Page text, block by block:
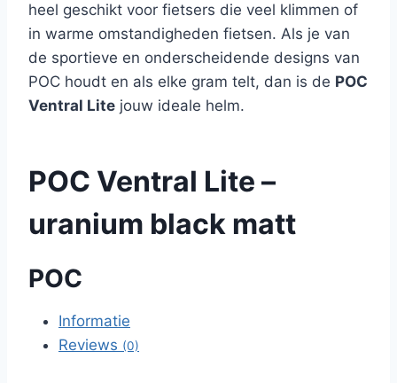
heel geschikt voor fietsers die veel klimmen of
in warme omstandigheden fietsen. Als je van
de sportieve en onderscheidende designs van
POC houdt en als elke gram telt, dan is de POC
Ventral Lite jouw ideale helm.
POC Ventral Lite –
uranium black matt
POC
Informatie
Reviews (0)